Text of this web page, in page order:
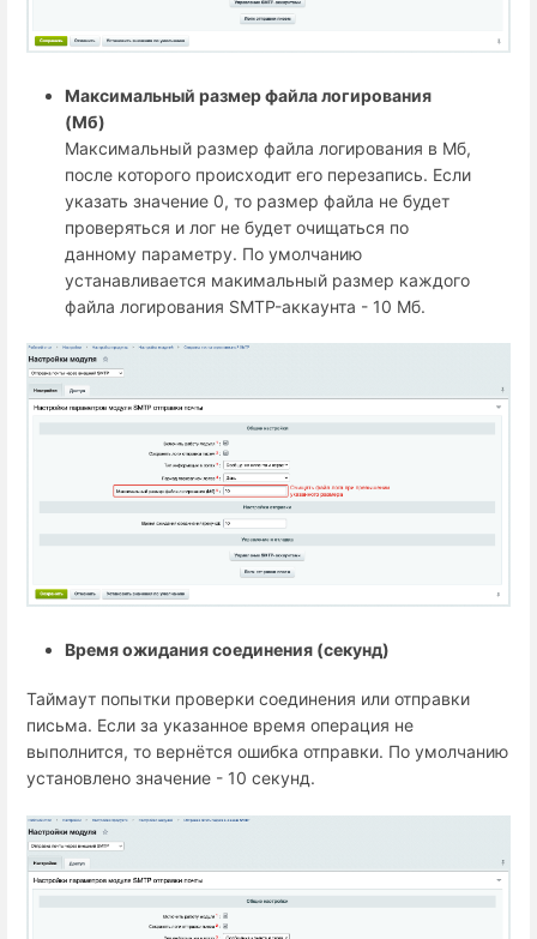
Максимальный размер файла логирования
(Мб)
Максимальный размер файла логирования в Мб,
после которого происходит его перезапись. Если
указать значение 0, то размер файла не будет
проверяться и лог не будет очищаться по
данному параметру. По умолчанию
устанавливается макимальный размер каждого
файла логирования SMTP-аккаунта - 10 Мб.
Время ожидания соединения (секунд)
Таймаут попытки проверки соединения или отправки
письма. Если за указанное время операция не
выполнится, то вернётся ошибка отправки. По умолчанию
установлено значение - 10 секунд.